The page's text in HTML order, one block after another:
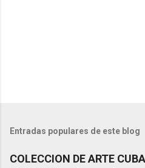
Entradas populares de este blog
COLECCION DE ARTE